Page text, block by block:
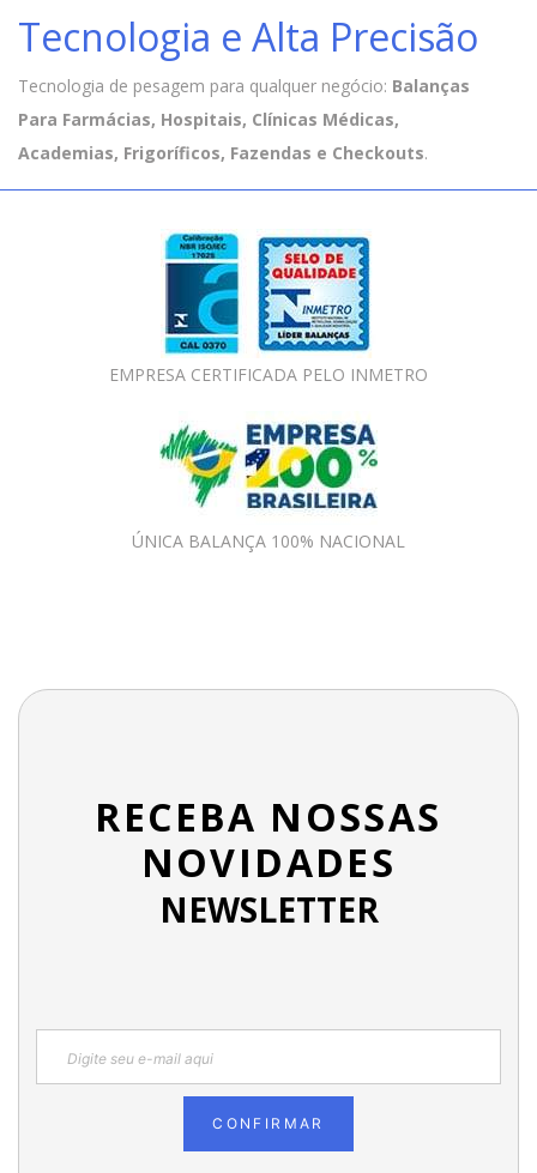
Tecnologia e Alta Precisão
Tecnologia de pesagem para qualquer negócio: Balanças
Para Farmácias, Hospitais, Clínicas Médicas,
Academias, Frigoríficos, Fazendas e Checkouts.
EMPRESA CERTIFICADA PELO INMETRO
ÚNICA BALANÇA 100% NACIONAL
RECEBA NOSSAS
NOVIDADES
NEWSLETTER
CONFIRMAR